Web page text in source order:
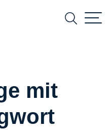
mit